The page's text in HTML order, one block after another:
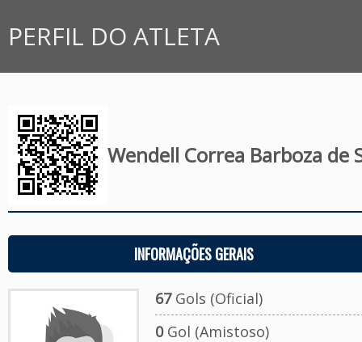
PERFIL DO ATLETA
Wendell Correa Barboza de
INFORMAÇÕES GERAIS
67Gols (Oficial)
0Gol (Amistoso)